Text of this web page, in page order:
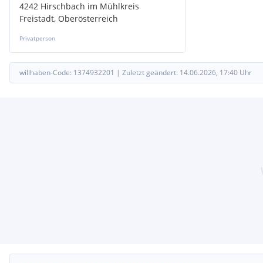
4242 Hirschbach im Mühlkreis
Freistadt, Oberösterreich
Privatperson
willhaben-Code: 1374932201 | Zuletzt geändert: 14.06.2026, 17:40 Uhr